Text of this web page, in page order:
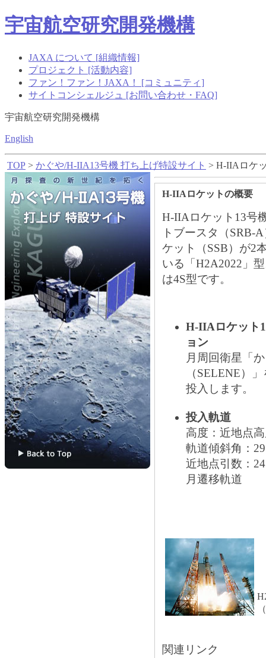
宇宙航空研究開発機構
JAXA について [組織情報]
プロジェクト [活動内容]
ファン！ファン！JAXA！ [コミュニティ]
サイトコンシェルジュ [お問い合わせ・FAQ]
宇宙航空研究開発機構
English
TOP > かぐや/H-IIA13号機 打ち上げ特設サイト > H-IIAロケ
H-IIAロケットの概要
H-IIAロケット13号
トブースタ（SRB-
ケット（SSB）が2
いる「H2A2022」
は4S型です。
H-IIAロケット
ョン
月周回衛星「
（SELENE）
投入します。
投入軌道
高度：近地点
軌道傾斜角：
近地点引数：
月遷移軌道
関連リンク